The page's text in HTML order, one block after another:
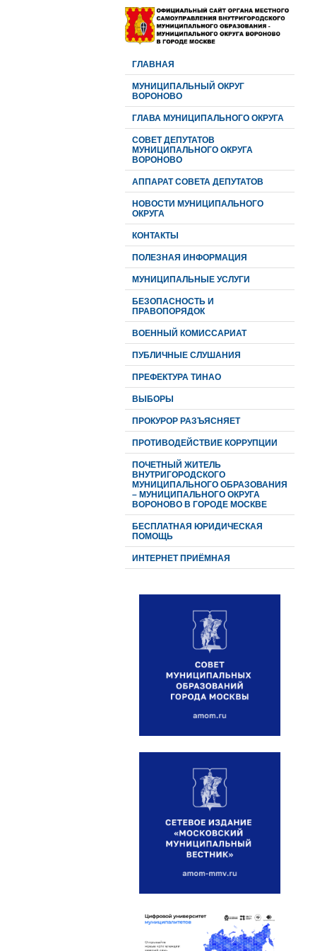
ГЛАВНАЯ
МУНИЦИПАЛЬНЫЙ ОКРУГ
ВОРОНОВО
ГЛАВА МУНИЦИПАЛЬНОГО ОКРУГА
CОВЕТ ДЕПУТАТОВ
МУНИЦИПАЛЬНОГО ОКРУГА
ВОРОНОВО
АППАРАТ СОВЕТА ДЕПУТАТОВ
НОВОСТИ МУНИЦИПАЛЬНОГО
ОКРУГА
КОНТАКТЫ
ПОЛЕЗНАЯ ИНФОРМАЦИЯ
МУНИЦИПАЛЬНЫЕ УСЛУГИ
БЕЗОПАСНОСТЬ И
ПРАВОПОРЯДОК
ВОЕННЫЙ КОМИССАРИАТ
ПУБЛИЧНЫЕ СЛУШАНИЯ
ПРЕФЕКТУРА ТИНАО
ВЫБОРЫ
ПРОКУРОР РАЗЪЯСНЯЕТ
ПРОТИВОДЕЙСТВИЕ КОРРУПЦИИ
ПОЧЕТНЫЙ ЖИТЕЛЬ
ВНУТРИГОРОДСКОГО
МУНИЦИПАЛЬНОГО ОБРАЗОВАНИЯ
– МУНИЦИПАЛЬНОГО ОКРУГА
ВОРОНОВО В ГОРОДЕ МОСКВЕ
БЕСПЛАТНАЯ ЮРИДИЧЕСКАЯ
ПОМОЩЬ
ИНТЕРНЕТ ПРИЁМНАЯ